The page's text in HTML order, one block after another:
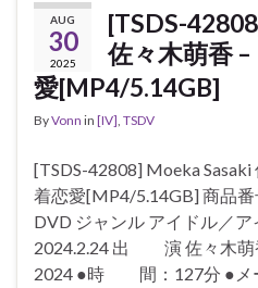
AUG
30
2025
[TSDS-
佐々木萌香
愛[MP4/5.14GB]
ByVonn in [IV], TSDV
[TSDS-42808] Moeka
着恋愛[MP4/5.14GB] 商品番
DVD ジャンル アイドル
2024.2.24 出 演 佐々木
2024 ●時 間：127分 ●メ